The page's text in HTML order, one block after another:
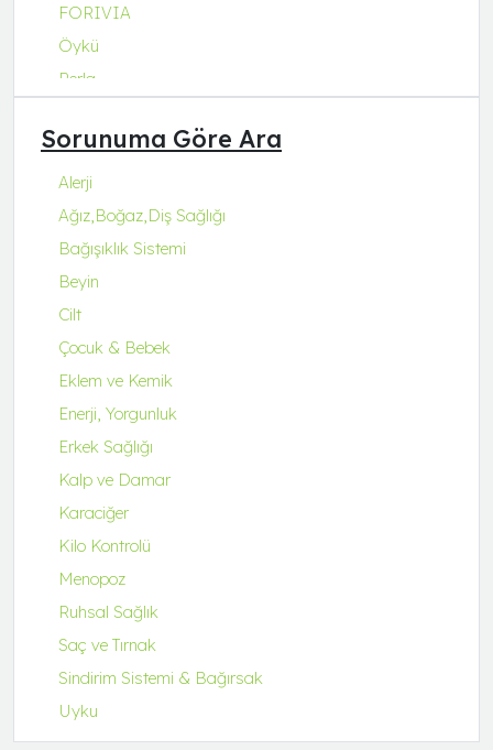
FORIVIA
Öykü
Perla
Q-Collagen
Q-Fit
Q-MENA
Q-UZU
ROBİN&ODİN
Sorunuma Göre Ara
Alerji
Ağız,Boğaz,Diş Sağlığı
Bağışıklık Sistemi
Beyin
Cilt
Çocuk & Bebek
Eklem ve Kemik
Enerji, Yorgunluk
Erkek Sağlığı
Kalp ve Damar
Karaciğer
Kilo Kontrolü
Menopoz
Ruhsal Sağlık
Saç ve Tırnak
Sindirim Sistemi & Bağırsak
Uyku